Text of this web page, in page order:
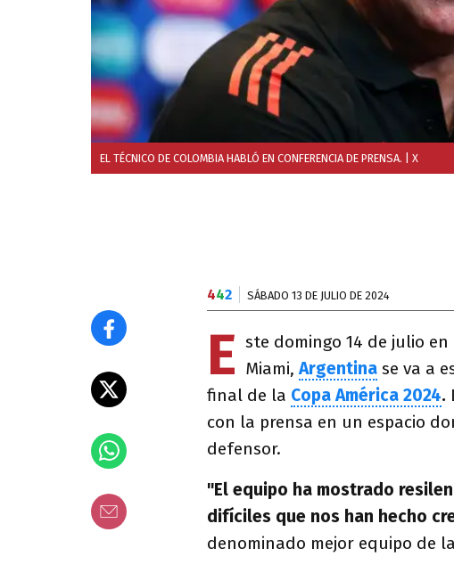
EL TÉCNICO DE COLOMBIA HABLÓ EN CONFERENCIA DE PRENSA. | X
442 SÁBADO 13 DE JULIO DE 2024
E ste domingo 14 de julio
Miami,Argentina se va a
final de la Copa América 2024.
con la prensa en un espacio
defensor.
"El equipo ha mostrado
difíciles que nos han hecho
denominado mejor equipo de